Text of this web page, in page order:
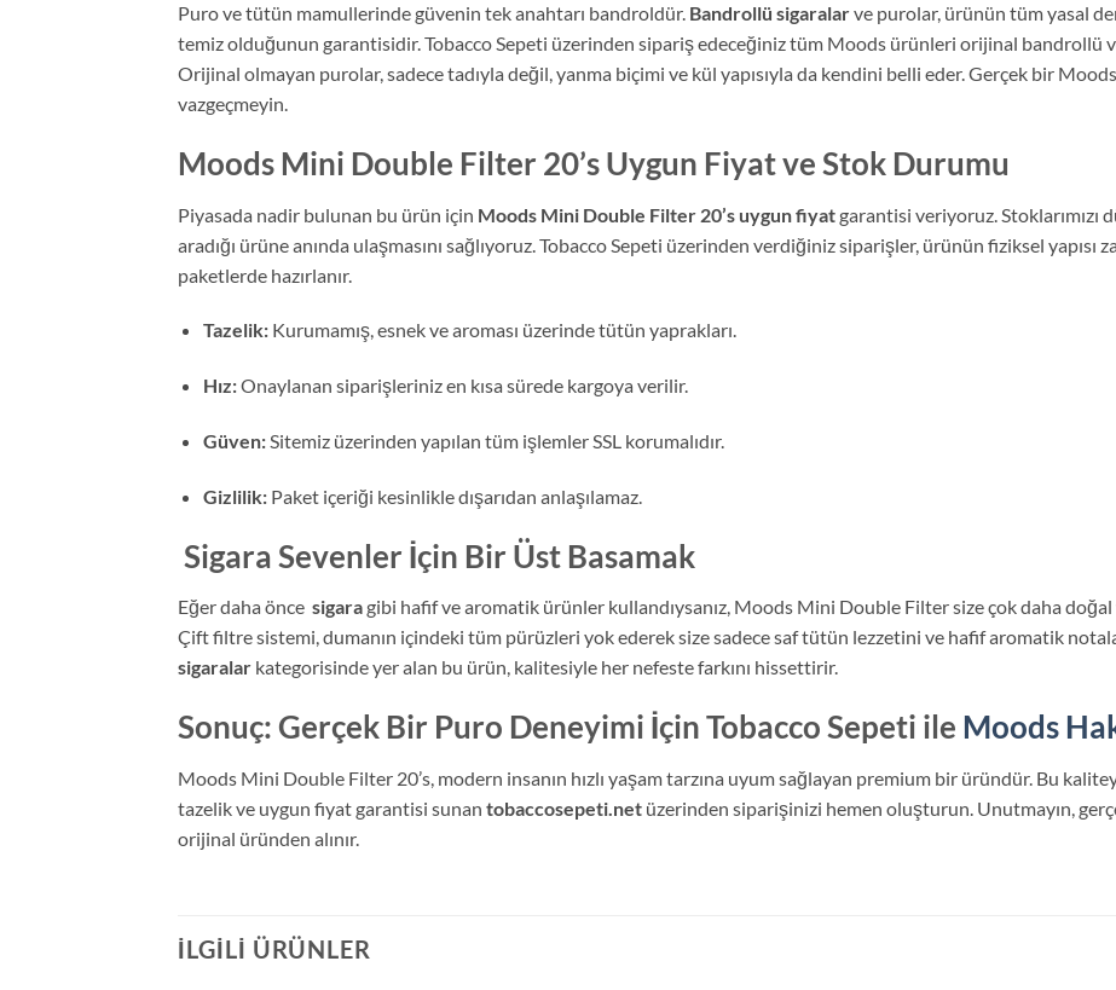
Puro ve tütün mamullerinde güvenin tek anahtarı bandroldür. Bandrollü sigaralarve purolar, ürünün tüm yasal
temiz olduğunun garantisidir. Tobacco Sepeti üzerinden sipariş edeceğiniz tüm Moods ürünleri orijinal bandrollü ve
Orijinal olmayan purolar, sadece tadıyla değil, yanma biçimi ve kül yapısıyla da kendini belli eder. Gerçek bir
vazgeçmeyin.
Moods Mini Double Filter 20’s Uygun Fiyat ve Stok Durumu
Piyasada nadir bulunan bu ürün için Moods Mini Double Filter 20’s uygun fiyatgarantisi veriyoruz.
aradığı ürüne anında ulaşmasını sağlıyoruz. Tobacco Sepeti üzerinden verdiğiniz siparişler, ürünün fiziksel yapısı
paketlerde hazırlanır.
Tazelik:Kurumamış, esnek ve aroması üzerinde tütün yaprakları.
Hız:Onaylanan siparişleriniz en kısa sürede kargoya verilir.
Güven:Sitemiz üzerinden yapılan tüm işlemler SSL korumalıdır.
Gizlilik:Paket içeriği kesinlikle dışarıdan anlaşılamaz.
Sigara Sevenler İçin Bir Üst Basamak
Eğer daha önce sigaragibi hafif ve aromatik ürünler kullandıysanız, Moods Mini Double Filter size çok daha
Çift filtre sistemi, dumanın içindeki tüm pürüzleri yok ederek size sadece saf tütün lezzetini ve hafif aromatik
sigaralar kategorisinde yer alan bu ürün, kalitesiyle her nefeste farkını hissettirir.
Sonuç: Gerçek Bir Puro Deneyimi İçin Tobacco Sepeti ile Moods
Moods Mini Double Filter 20’s, modern insanın hızlı yaşam tarzına uyum sağlayan premium bir üründür. Bu
tazelik ve uygun fiyat garantisi sunan tobaccosepeti.net üzerinden siparişinizi hemen oluşturun. Unutmayın,
orijinal üründen alınır.
İLGILI ÜRÜNLER